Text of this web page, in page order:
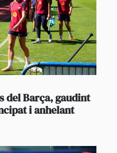
del Barça, gaudint
i anhelant